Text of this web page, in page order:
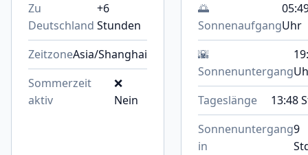
Zu
Deutschland
+6
Stunden
ZeitzoneAsia/Shanghai
Sommerzeit
aktiv
❌
Nein
🌅
SonnenaufgangUhr
🌇
Sonnenuntergang
Tageslänge
13:48
Sonnenuntergang
in
9